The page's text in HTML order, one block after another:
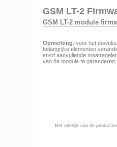
GSM LT-2
GSM LT-2 module
Opmerking: voor het
belangrijke elementen
en/of aanvullende
van de module te garanderen
Het uiterlijk van de